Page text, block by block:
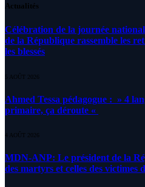
Actualités
Célébration de la journée
de la République rassemble les
les blessés
5 AOÛT 2026
Ahmed Tessa pédagogue : » 4
primaire, ça déroute «
4 AOÛT 2026
MDN-ANP: Le président de la
des martyrs et celles des victimes